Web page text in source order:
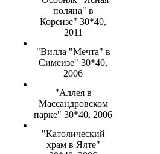
поляна" в
Кореизе" 30*40,
2011
"Вилла "Мечта" в
Симеизе" 30*40,
2006
"Аллея в
Массандровском
парке" 30*40, 2006
"Католический
храм в Ялте"